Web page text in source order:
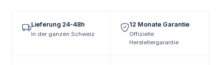
Lieferung 24-48h
In der ganzen Schweiz
12 Monate Garantie
Offizielle
Herstellergarantie